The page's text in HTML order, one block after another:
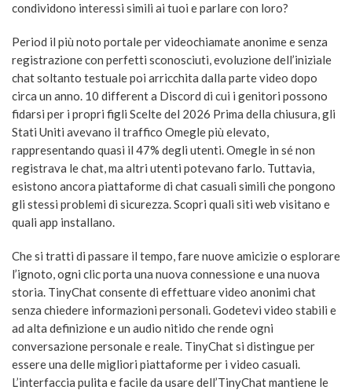
condividono interessi simili ai tuoi e parlare con loro?
Period il più noto portale per videochiamate anonime e senza
registrazione con perfetti sconosciuti, evoluzione dell’iniziale
chat soltanto testuale poi arricchita dalla parte video dopo
circa un anno. 10 different a Discord di cui i genitori possono
fidarsi per i propri figli Scelte del 2026 Prima della chiusura, gli
Stati Uniti avevano il traffico Omegle più elevato,
rappresentando quasi il 47% degli utenti. Omegle in sé non
registrava le chat, ma altri utenti potevano farlo. Tuttavia,
esistono ancora piattaforme di chat casuali simili che pongono
gli stessi problemi di sicurezza. Scopri quali siti web visitano e
quali app installano.
Che si tratti di passare il tempo, fare nuove amicizie o esplorare
l’ignoto, ogni clic porta una nuova connessione e una nuova
storia. TinyChat consente di effettuare video anonimi chat
senza chiedere informazioni personali. Godetevi video stabili e
ad alta definizione e un audio nitido che rende ogni
conversazione personale e reale. TinyChat si distingue per
essere una delle migliori piattaforme per i video casuali.
L’interfaccia pulita e facile da usare dell’TinyChat mantiene le